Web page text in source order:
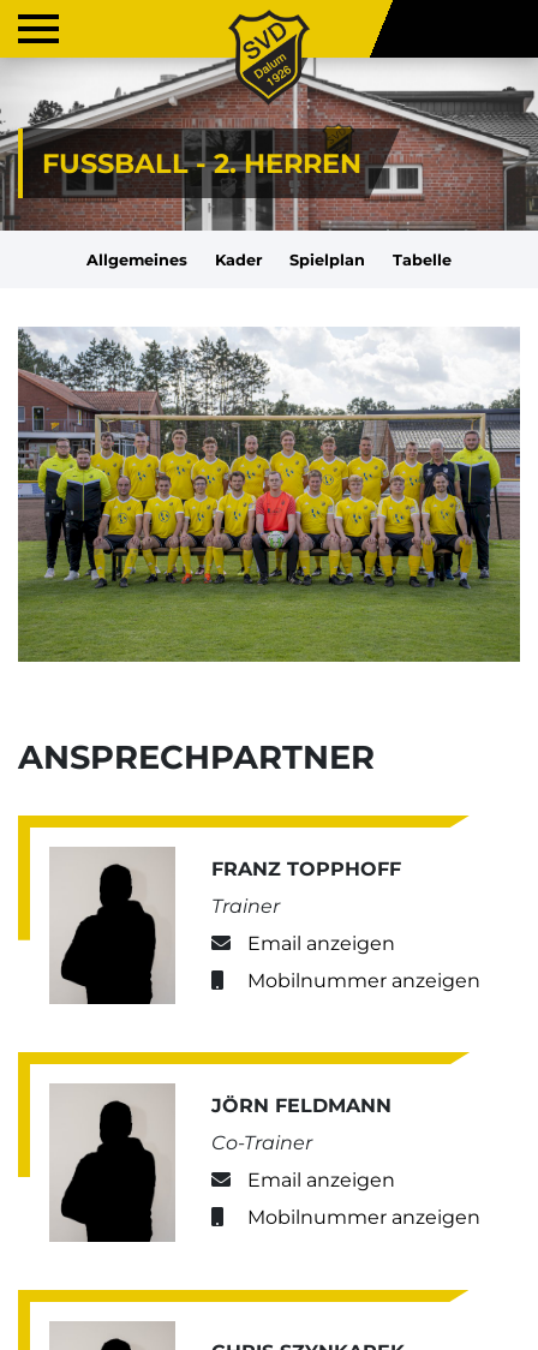
FUSSBALL - 2. HERREN
Allgemeines Kader Spielplan Tabelle
ANSPRECHPARTNER
FRANZ TOPPHOFF
Trainer
Email anzeigen
Mobilnummer anzeigen
JÖRN FELDMANN
Co-Trainer
Email anzeigen
Mobilnummer anzeigen